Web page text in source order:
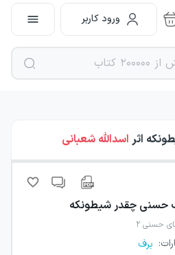
ورود کاربر
اثر اسدالله شعبانی
حسنی چقدر شیطونکه
حسنی ۲
: برف